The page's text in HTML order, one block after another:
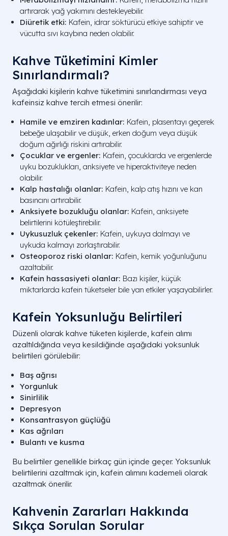
artırarak yağ yakımını destekleyebilir.
Diüretik etki: Kafein, idrar söktürücü etkiye sahiptir ve
vücutta sıvı kaybına neden olabilir.
Kahve Tüketimini Kimler
Sınırlandırmalı?
Aşağıdaki kişilerin kahve tüketimini sınırlandırması veya
kafeinsiz kahve tercih etmesi önerilir:
Hamile ve emziren kadınlar: Kafein, plasentayı geçerek
bebeğe ulaşabilir ve düşük, erken doğum veya düşük
doğum ağırlığı riskini artırabilir.
Çocuklar ve ergenler: Kafein, çocuklarda ve ergenlerde
uyku bozuklukları, anksiyete ve hiperaktiviteye neden
olabilir.
Kalp hastalığı olanlar: Kafein, kalp atış hızını ve kan
basıncını artırabilir.
Anksiyete bozukluğu olanlar: Kafein, anksiyete
belirtilerini kötüleştirebilir.
Uykusuzluk çekenler: Kafein, uykuya dalmayı ve
uykuda kalmayı zorlaştırabilir.
Osteoporoz riski olanlar: Kafein, kemik yoğunluğunu
azaltabilir.
Kafein hassasiyeti olanlar: Bazı kişiler, küçük
miktarlarda kafein tüketseler bile yan etkiler yaşayabilirler.
Kafein Yoksunluğu Belirtileri
Düzenli olarak kahve tüketen kişilerde, kafein alımı
azaltıldığında veya kesildiğinde aşağıdaki yoksunluk
belirtileri görülebilir:
Baş ağrısı
Yorgunluk
Sinirlilik
Depresyon
Konsantrasyon güçlüğü
Kas ağrıları
Bulantı ve kusma
Bu belirtiler genellikle birkaç gün içinde geçer. Yoksunluk
belirtilerini azaltmak için, kafein alımını kademeli olarak
azaltmak önerilir.
Kahvenin Zararları Hakkında
Sıkça Sorulan Sorular